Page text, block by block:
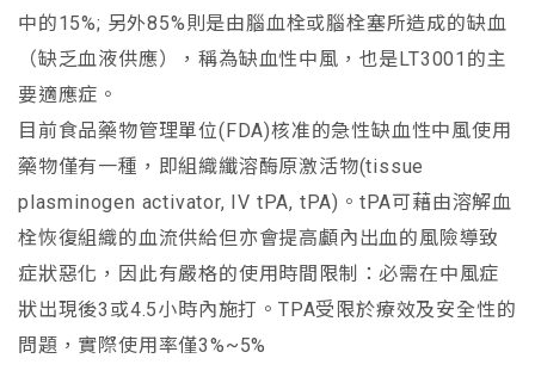
中的15%; 另外85%則是由腦血栓或腦栓塞所造成的缺血
（缺乏血液供應），稱為缺血性中風，也是LT3001的主
要適應症。
目前食品藥物管理單位(FDA)核准的急性缺血性中風使用
藥物僅有一種，即組織纖溶酶原激活物(tissue
plasminogen activator, IV tPA, tPA)。tPA可藉由溶解血
栓恢復組織的血流供給但亦會提高顱內出血的風險導致
症狀惡化，因此有嚴格的使用時間限制：必需在中風症
狀出現後3或4.5小時內施打。TPA受限於療效及安全性的
問題，實際使用率僅3%~5%